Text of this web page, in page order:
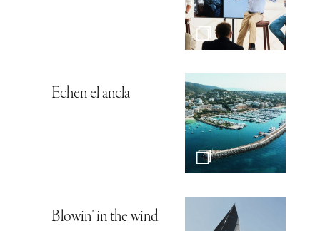
Echen el ancla
Blowin’ in the wind